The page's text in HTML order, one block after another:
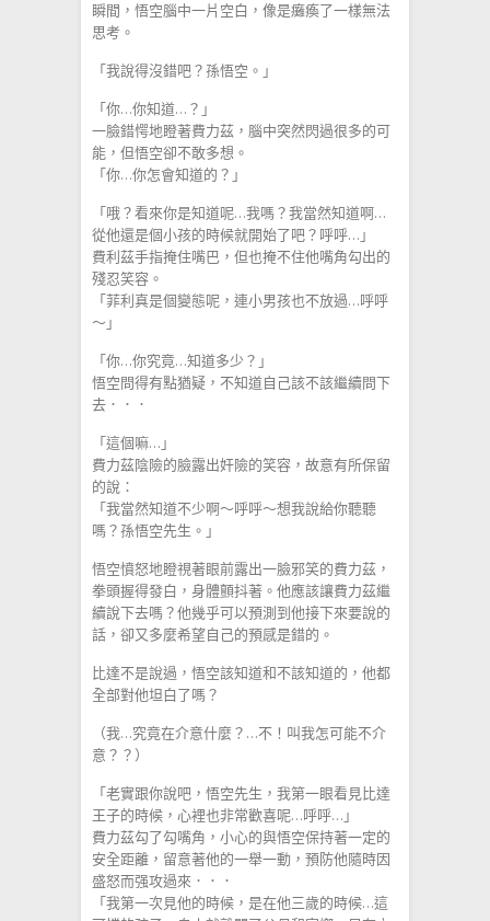
瞬間，悟空腦中一片空白，像是癱瘓了一樣無法
思考。
「我說得沒錯吧？孫悟空。」
「你…你知道…？」
一臉錯愕地瞪著費力茲，腦中突然閃過很多的可
能，但悟空卻不敢多想。
「你…你怎會知道的？」
「哦？看來你是知道呢…我嗎？我當然知道啊…
從他還是個小孩的時候就開始了吧？呼呼…」
費利茲手指掩住嘴巴，但也掩不住他嘴角勾出的
殘忍笑容。
「菲利真是個變態呢，連小男孩也不放過…呼呼
～」
「你…你究竟…知道多少？」
悟空問得有點猶疑，不知道自己該不該繼續問下
去．．．
「這個嘛…」
費力茲陰險的臉露出奸險的笑容，故意有所保留
的說：
「我當然知道不少啊～呼呼～想我說給你聽聽
嗎？孫悟空先生。」
悟空憤怒地瞪視著眼前露出一臉邪笑的費力茲，
拳頭握得發白，身體顫抖著。他應該讓費力茲繼
續說下去嗎？他幾乎可以預測到他接下來要說的
話，卻又多麼希望自己的預感是錯的。
比達不是說過，悟空該知道和不該知道的，他都
全部對他坦白了嗎？
（我…究竟在介意什麼？…不！叫我怎可能不介
意？？）
「老實跟你說吧，悟空先生，我第一眼看見比達
王子的時候，心裡也非常歡喜呢…呼呼…」
費力茲勾了勾嘴角，小心的與悟空保持著一定的
安全距離，留意著他的一舉一動，預防他隨時因
盛怒而强攻過來．．．
「我第一次見他的時候，是在他三歲的時候…這